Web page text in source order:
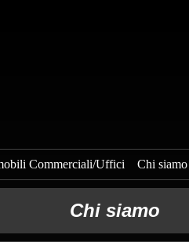
Commerciali/Uffici Chi siamo
Chi siamo